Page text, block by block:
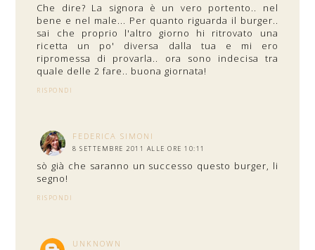
Che dire? La signora è un vero portento.. nel
bene e nel male... Per quanto riguarda il burger..
sai che proprio l'altro giorno hi ritrovato una
ricetta un po' diversa dalla tua e mi ero
ripromessa di provarla.. ora sono indecisa tra
quale delle 2 fare.. buona giornata!
RISPONDI
FEDERICA SIMONI
8 SETTEMBRE 2011 ALLE ORE 10:11
sò già che saranno un successo questo burger, li
segno!
RISPONDI
UNKNOWN